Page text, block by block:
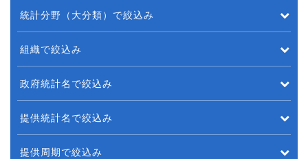
統計分野（大分類）で絞込み
組織で絞込み
政府統計名で絞込み
提供統計名で絞込み
提供周期で絞込み